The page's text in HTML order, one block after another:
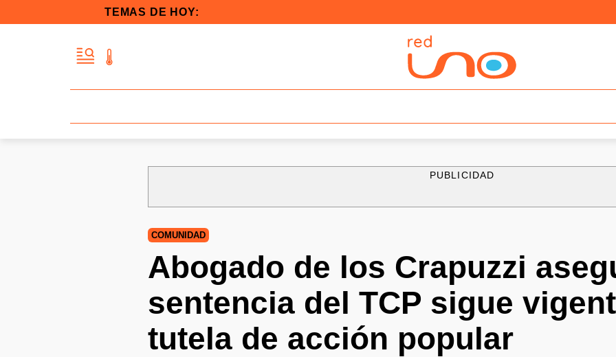
TEMAS DE HOY:
PUBLICIDAD
COMUNIDAD
Abogado de los Crapuzzi
sentencia del TCP sigue
tutela de acción popular